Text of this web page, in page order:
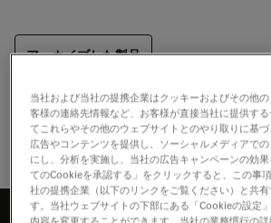
アーカイブした製品
当社および当社の提携企業はクッキーおよびその他
客様の連絡先情報など、お客様が直接当社に提供す
てこれらやその他のウェブサイトとのやり取りに基
広告やコンテンツを提供し、ソーシャルメディアで
にし、分析を実施し、当社の広告キャンペーンの効
てのCookieを承認する」をクリックすると、この事
社の提携企業（以下のリンクをご覧ください）と共
す。当社ウェブサイトの下部にある「Cookieの設定
内容を変更することができます。当社の業務慣行の